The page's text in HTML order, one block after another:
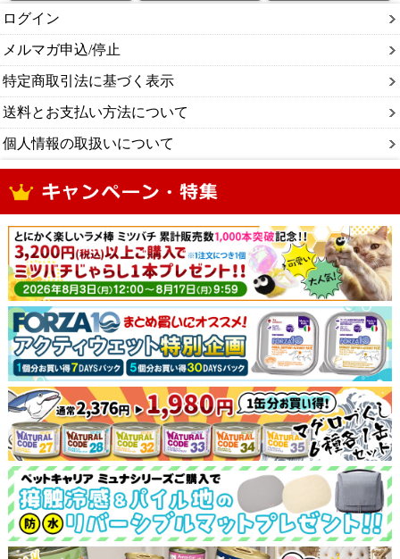
ログイン
メルマガ申込/停止
特定商取引法に基づく表示
送料とお支払い方法について
個人情報の取扱いについて